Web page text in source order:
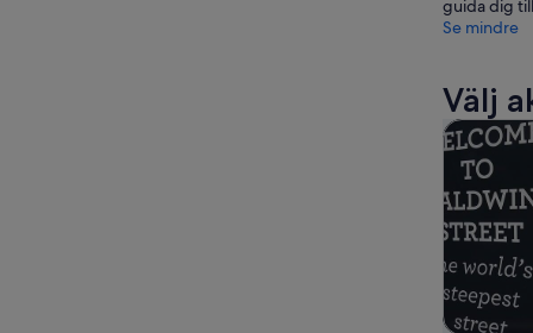
guida dig
Se mindre
Välj
Turer och